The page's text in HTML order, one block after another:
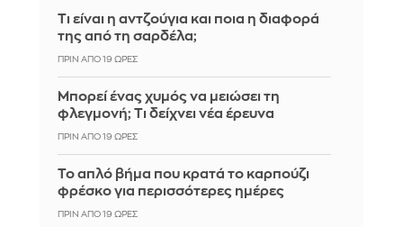
Τι είναι η αντζούγια και ποια η διαφορά
της από τη σαρδέλα;
ΠΡΙΝ ΑΠΌ 19 ΏΡΕΣ
Μπορεί ένας χυμός να μειώσει τη
φλεγμονή; Τι δείχνει νέα έρευνα
ΠΡΙΝ ΑΠΌ 19 ΏΡΕΣ
Το απλό βήμα που κρατά το καρπούζι
φρέσκο για περισσότερες ημέρες
ΠΡΙΝ ΑΠΌ 19 ΏΡΕΣ